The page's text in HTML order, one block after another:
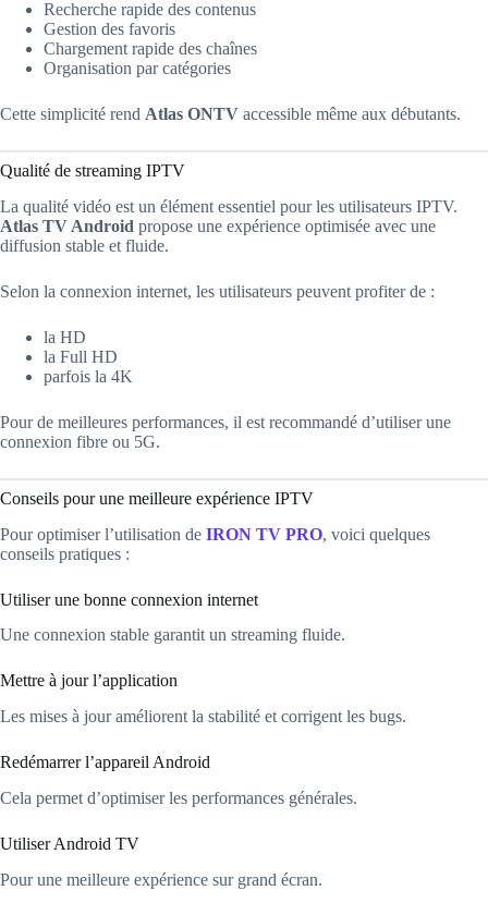
Recherche rapide des contenus
Gestion des favoris
Chargement rapide des chaînes
Organisation par catégories
Cette simplicité rend Atlas ONTV accessible même aux débutants.
Qualité de streaming IPTV
La qualité vidéo est un élément essentiel pour les utilisateurs IPTV.
Atlas TV Android propose une expérience optimisée avec une
diffusion stable et fluide.
Selon la connexion internet, les utilisateurs peuvent profiter de :
la HD
la Full HD
parfois la 4K
Pour de meilleures performances, il est recommandé d’utiliser une
connexion fibre ou 5G.
Conseils pour une meilleure expérience IPTV
Pour optimiser l’utilisation de IRON TV PRO, voici quelques
conseils pratiques :
Utiliser une bonne connexion internet
Une connexion stable garantit un streaming fluide.
Mettre à jour l’application
Les mises à jour améliorent la stabilité et corrigent les bugs.
Redémarrer l’appareil Android
Cela permet d’optimiser les performances générales.
Utiliser Android TV
Pour une meilleure expérience sur grand écran.